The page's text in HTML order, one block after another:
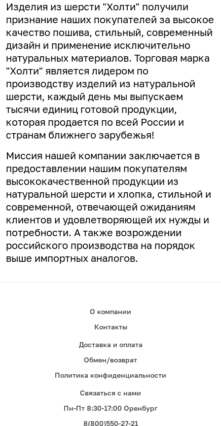
Изделия из шерсти "Холти" получили
признание наших покупателей за высокое
качество пошива, стильный, современный
дизайн и применение исключительно
натуральных материалов. Торговая марка
"Холти" является лидером по
производству изделий из натуральной
шерсти, каждый день мы выпускаем
тысячи единиц готовой продукции,
которая продается по всей России и
странам ближнего зарубежья!
Миссия нашей компании заключается в
предоставлении нашим покупателям
высококачественной продукции из
натуральной шерсти и хлопка, стильной и
современной, отвечающей ожиданиям
клиентов и удовлетворяющей их нужды и
потребности. А также возрождении
российского производства на порядок
выше импортных аналогов.
О компании
Контакты
Доставка и оплата
Обмен/возврат
Политика конфиденциальности
Связаться с нами
Пн-Пт 8:30-17:00 Оренбург
8(800)550-27-21